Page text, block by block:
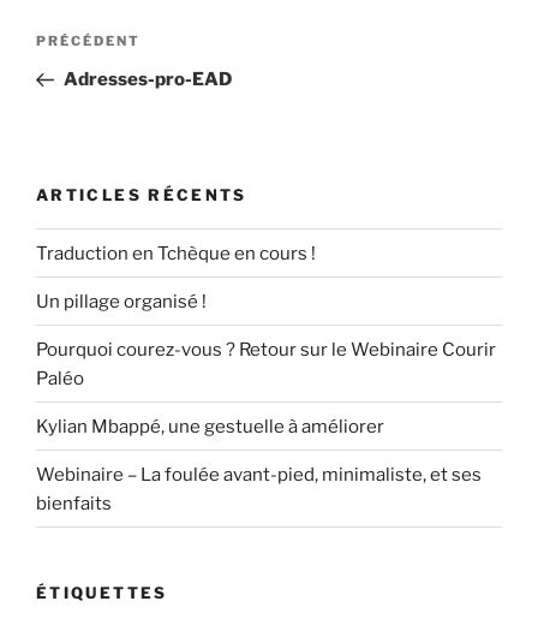
e
b
k
o
d
er
Navigation
l’article
Article
précédent
PRÉCÉDENT
Adresses-pro-EAD
ARTICLES RÉCENTS
Traduction en Tchèque en cours !
Un pillage organisé !
Pourquoi courez-vous ? Retour sur le Webinaire Courir
Paléo
Kylian Mbappé, une gestuelle à améliorer
Webinaire – La foulée avant-pied, minimaliste, et ses
bienfaits
ÉTIQUETTES